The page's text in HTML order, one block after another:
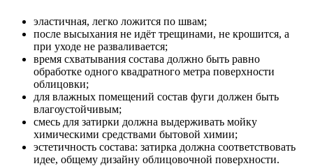
эластичная, легко ложится по швам;
после высыхания не идёт трещинами, не крошится, а
при уходе не разваливается;
время схватывания состава должно быть равно
обработке одного квадратного метра поверхности
облицовки;
для влажных помещений состав фуги должен быть
влагоустойчивым;
смесь для затирки должна выдерживать мойку
химическими средствами бытовой химии;
эстетичность состава: затирка должна соответствовать
идее, общему дизайну облицовочной поверхности.